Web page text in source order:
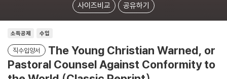
사이즈비교 공유하기
소득공제 수입
직수입양서
The Young Christian Warned, or
Pastoral Counsel Against Conformity to